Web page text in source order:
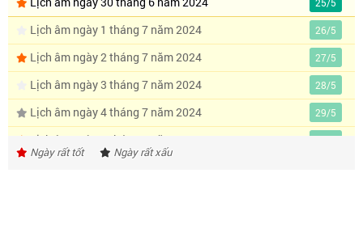
Lịch âm ngày 1 tháng 7 năm 2024 26/5
Lịch âm ngày 2 tháng 7 năm 2024 27/5
Lịch âm ngày 3 tháng 7 năm 2024 28/5
Lịch âm ngày 4 tháng 7 năm 2024 29/5
Lịch âm ngày 5 tháng 7 năm 2024 30/5
Ngày rất tốt Ngày rất xấu